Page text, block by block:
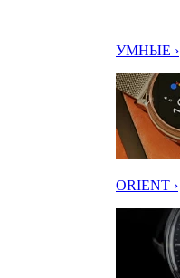
УМНЫЕ ›
ORIENT ›